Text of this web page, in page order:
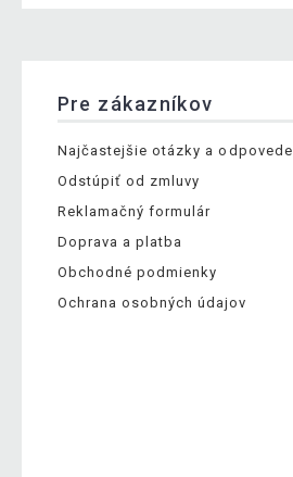
Pre zákazníkov
Najčastejšie otázky a odpovede
Odstúpiť od zmluvy
Reklamačný formulár
Doprava a platba
Obchodné podmienky
Ochrana osobných údajov